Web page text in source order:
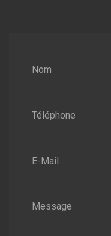
Nom
Téléphone
E-Mail
Message